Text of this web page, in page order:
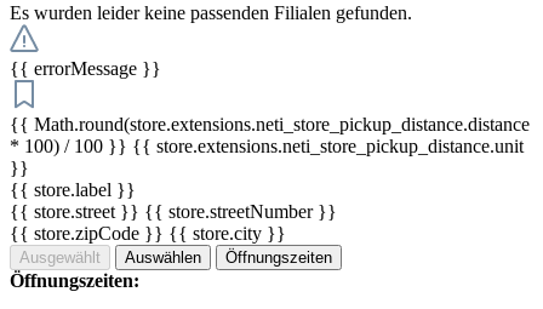
Es wurden leider keine passenden Filialen gefunden.
{{ errorMessage }}
{{ Math.round(store.extensions.neti_store_pickup_distance.distance
* 100) / 100 }} {{ store.extensions.neti_store_pickup_distance.unit
}}
{{ store.label }}
{{ store.street }} {{ store.streetNumber }}
{{ store.zipCode }} {{ store.city }}
Ausgewählt Auswählen Öffnungszeiten
Öffnungszeiten: